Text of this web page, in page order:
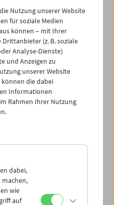
"Guy Debord –
Nutzung unserer Website
für soziale Medien
können – mit Ihrer
(z. B. soziale
Analyse-Dienste)
und Anzeigen zu
unserer Website
die dabei
Informationen
Rahmen Ihrer Nutzung
dabei,
machen,
wie
auf